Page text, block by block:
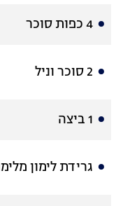
4 כפות סוכר
2 סוכר וניל
1 ביצה
גרידת לימון